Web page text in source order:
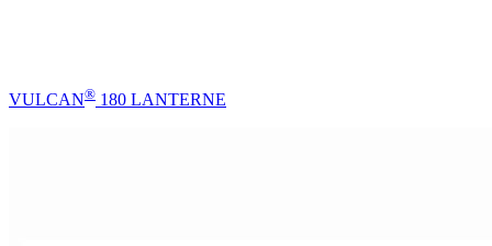
VULCAN® 180 LANTERNE